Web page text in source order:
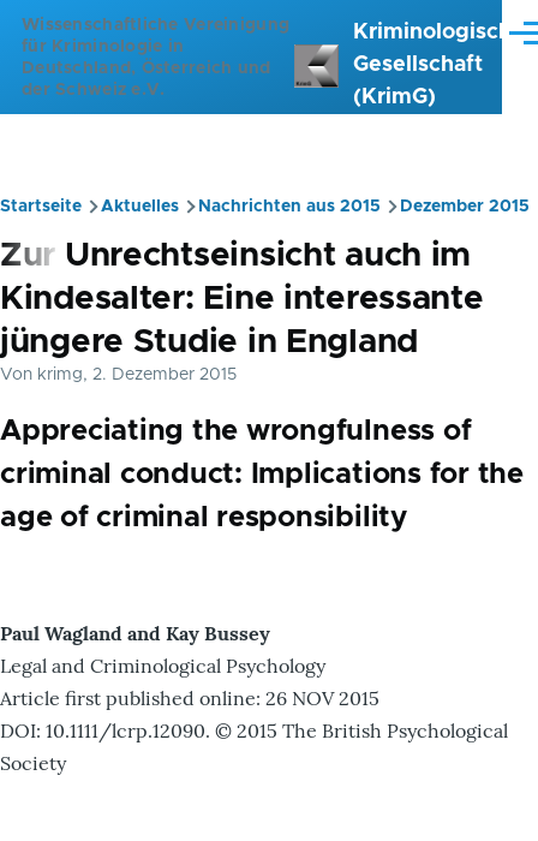
Direkt zum Inhalt
Wissenschaftliche Vereinigung
für Kriminologie in
Deutschland, Österreich und
der Schweiz e.V.
Kriminologische
Gesellschaft
(KrimG)
Pfadnavigation
Startseite Aktuelles Nachrichten aus 2015 Dezember 2015
Zur Unrechtseinsicht auch im
Kindesalter: Eine interessante
jüngere Studie in England
Von krimg, 2. Dezember 2015
Appreciating the wrongfulness of
criminal conduct: Implications for the
age of criminal responsibility
Paul Wagland and Kay Bussey
Legal and Criminological Psychology
Article first published online: 26 NOV 2015
DOI: 10.1111/lcrp.12090. © 2015 The British Psychological
Society